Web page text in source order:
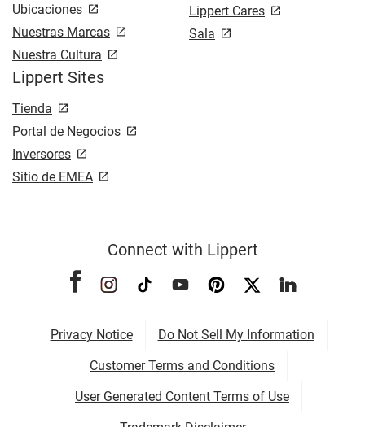
Ubicaciones
Nuestras Marcas
Nuestra Cultura
Lippert Cares
Sala
Lippert Sites
Tienda
Portal de Negocios
Inversores
Sitio de EMEA
Connect with Lippert
Privacy Notice
Do Not Sell My Information
Customer Terms and Conditions
User Generated Content Terms of Use